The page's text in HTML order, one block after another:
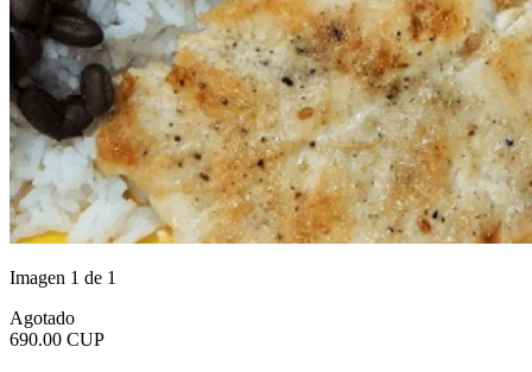
Imagen 1 de 1
Agotado
690.00 CUP